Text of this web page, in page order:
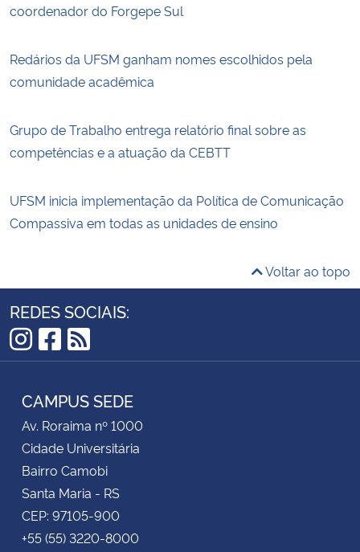
coordenador do Forgepe Sul
Redários da UFSM ganham nomes escolhidos pela
comunidade acadêmica
Grupo de Trabalho entrega relatório final sobre as
competências e a atuação da CEBTT
UFSM inicia implementação da Política de Comunicação
Compassiva em todas as unidades de ensino
Voltar ao topo
REDES SOCIAIS:
Instagram
Facebook
RSS
CAMPUS SEDE
Av. Roraima nº 1000
Cidade Universitária
Bairro Camobi
Santa Maria - RS
CEP: 97105-900
+55 (55) 3220-8000